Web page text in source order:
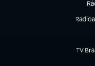
(abre
TV
(abre